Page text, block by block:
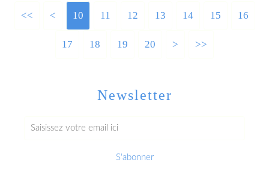
<< < 10 11 12 13 14 15 16
17 18 19 20 30
40
50
60
70
80
90
100
200
300
400
500
600
700
800
900
1000
1100
1200
> >>
Newsletter